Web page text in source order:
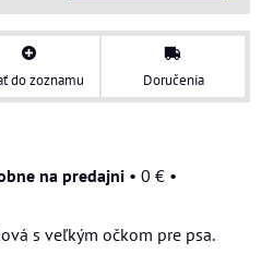
do zoznamu Doručenia
na predajni • 0 € •
s veľkým očkom pre psa.